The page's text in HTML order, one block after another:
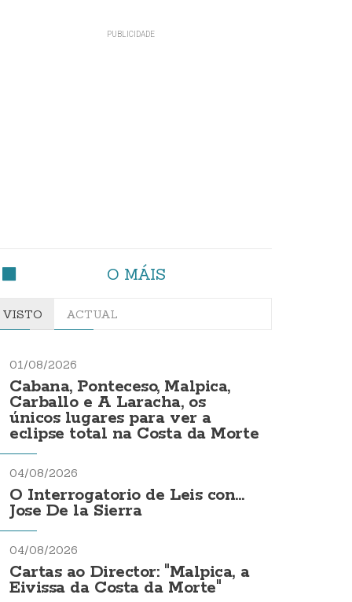
O MÁIS
VISTO ACTUAL
01/08/2026
Cabana, Ponteceso, Malpica,
Carballo e A Laracha, os
únicos lugares para ver a
eclipse total na Costa da Morte
04/08/2026
O Interrogatorio de Leis con...
Jose De la Sierra
04/08/2026
Cartas ao Director: "Malpica, a
Eivissa da Costa da Morte"